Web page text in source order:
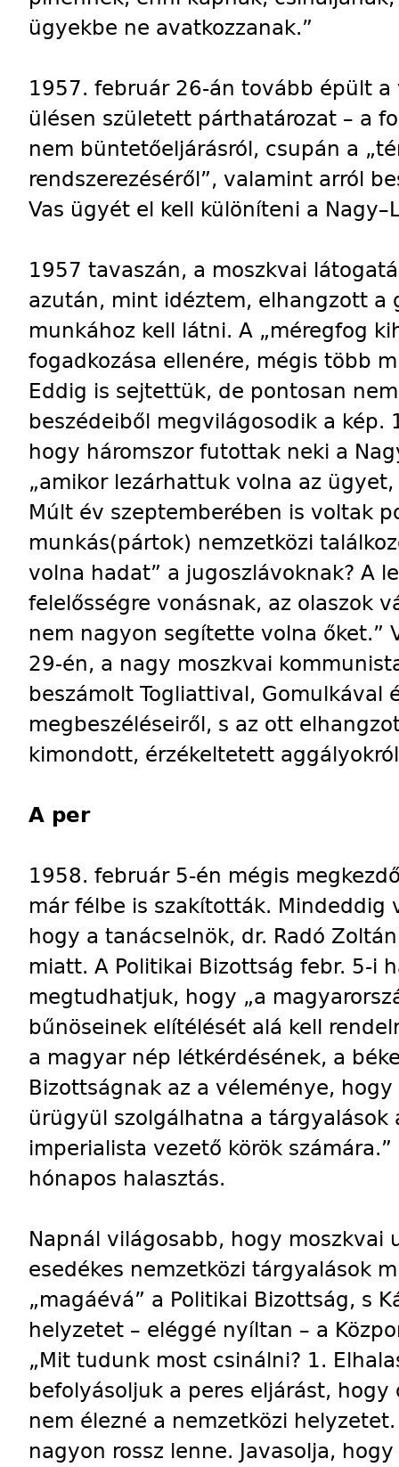
ügyekbe ne avatkozzanak.”
1957. február 26-án tovább épült a
ülésen született párthatározat – a
nem büntetőeljárásról, csupán a
rendszerezéséről”, valamint arról
Vas ügyét el kell különíteni a
1957 tavaszán, a moszkvai
azután, mint idéztem, elhangzott a
munkához kell látni. A „méregfog
fogadkozása ellenére, mégis több
Eddig is sejtettük, de pontosan
beszédeiből megvilágosodik a
hogy háromszor futottak neki a
„amikor lezárhattuk volna az
Múlt év szeptemberében is voltak
munkás(pártok) nemzetközi
volna hadat” a jugoszlávoknak? A
felelősségre vonásnak, az olaszok
nem nagyon segítette volna őket.”
29-én, a nagy moszkvai
beszámolt Togliattival, Gomulkával
megbeszéléseiről, s az ott
kimondott, érzékeltetett
A per
1958. február 5-én mégis
már félbe is szakították. Mindeddig
hogy a tanácselnök, dr. Radó
miatt. A Politikai Bizottság febr. 5-i
megtudhatjuk, hogy „a
bűnöseinek elítélését alá kell
a magyar nép létkérdésének, a
Bizottságnak az a véleménye,
ürügyül szolgálhatna a tárgyalások
imperialista vezető körök
hónapos halasztás.
Napnál világosabb, hogy moszkvai
esedékes nemzetközi tárgyalások
„magáévá” a Politikai Bizottság, s
helyzetet – eléggé nyíltan – a
„Mit tudunk most csinálni? 1.
befolyásoljuk a peres eljárást,
nem élezné a nemzetközi
nagyon rossz lenne. Javasolja,